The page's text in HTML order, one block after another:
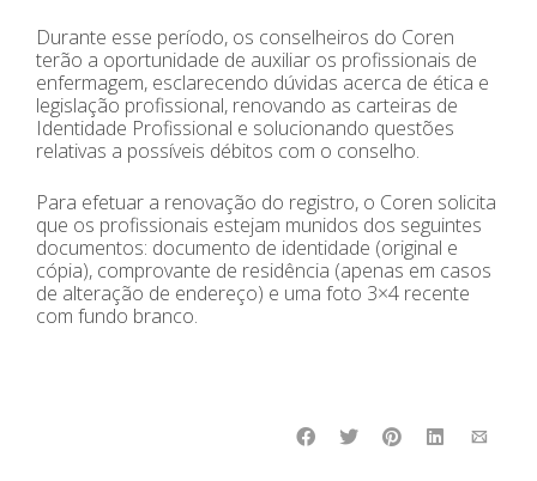
Durante esse período, os conselheiros do Coren
terão a oportunidade de auxiliar os profissionais de
enfermagem, esclarecendo dúvidas acerca de ética e
legislação profissional, renovando as carteiras de
Identidade Profissional e solucionando questões
relativas a possíveis débitos com o conselho.
Para efetuar a renovação do registro, o Coren solicita
que os profissionais estejam munidos dos seguintes
documentos: documento de identidade (original e
cópia), comprovante de residência (apenas em casos
de alteração de endereço) e uma foto 3×4 recente
com fundo branco.